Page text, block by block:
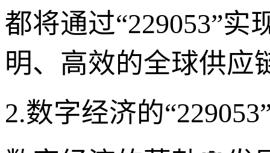
都将通过“229053”
明、高效的全球供应
2.数字经济的